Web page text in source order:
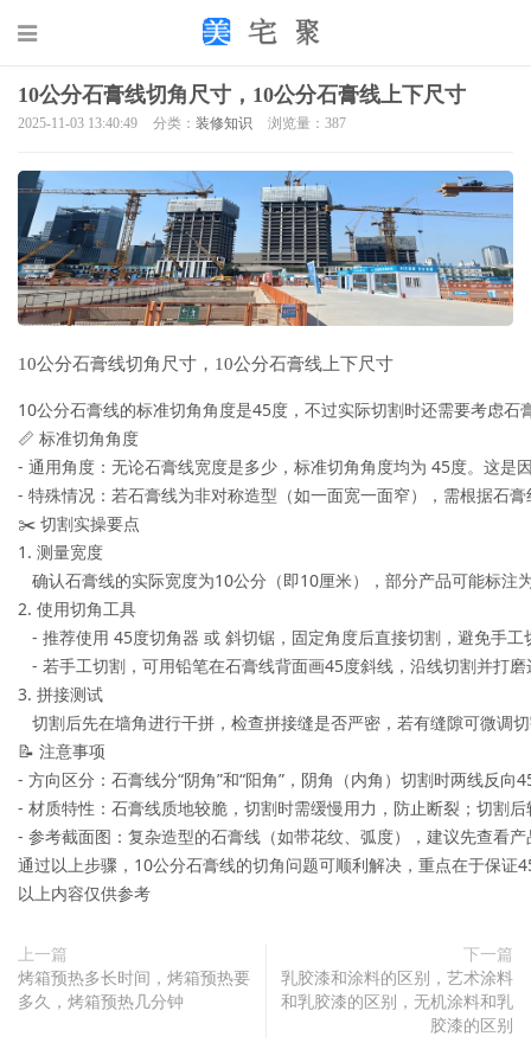
10公分石膏线切角尺寸，10公分石膏线上下尺寸
2025-11-03 13:40:49 分类： 装修知识 浏览量：387
10公分石膏线切角尺寸，10公分石膏线上下尺寸
10公分石膏线的标准切角角度是45度，不过实际切割时还需要考虑石
📏 标准切角角度
- 通用角度：无论石膏线宽度是多少，标准切角角度均为 45度。这
- 特殊情况：若石膏线为非对称造型（如一面宽一面窄），需根据石
✂️ 切割实操要点
1. 测量宽度
确认石膏线的实际宽度为10公分（即10厘米），部分产品可能标注
2. 使用切角工具
- 推荐使用 45度切角器 或 斜切锯，固定角度后直接切割，避免手
- 若手工切割，可用铅笔在石膏线背面画45度斜线，沿线切割并打
3. 拼接测试
切割后先在墙角进行干拼，检查拼接缝是否严密，若有缝隙可微调
📝 注意事项
- 方向区分：石膏线分“阴角”和“阳角”，阴角（内角）切割时两线反
- 材质特性：石膏线质地较脆，切割时需缓慢用力，防止断裂；切割
- 参考截面图：复杂造型的石膏线（如带花纹、弧度），建议先查看
通过以上步骤，10公分石膏线的切角问题可顺利解决，重点在于保
以上内容仅供参考
上一篇
烤箱预热多长时间，烤箱预热要
多久，烤箱预热几分钟
下一篇
乳胶漆和涂料的区别，艺术涂料
和乳胶漆的区别，无机涂料和乳
胶漆的区别